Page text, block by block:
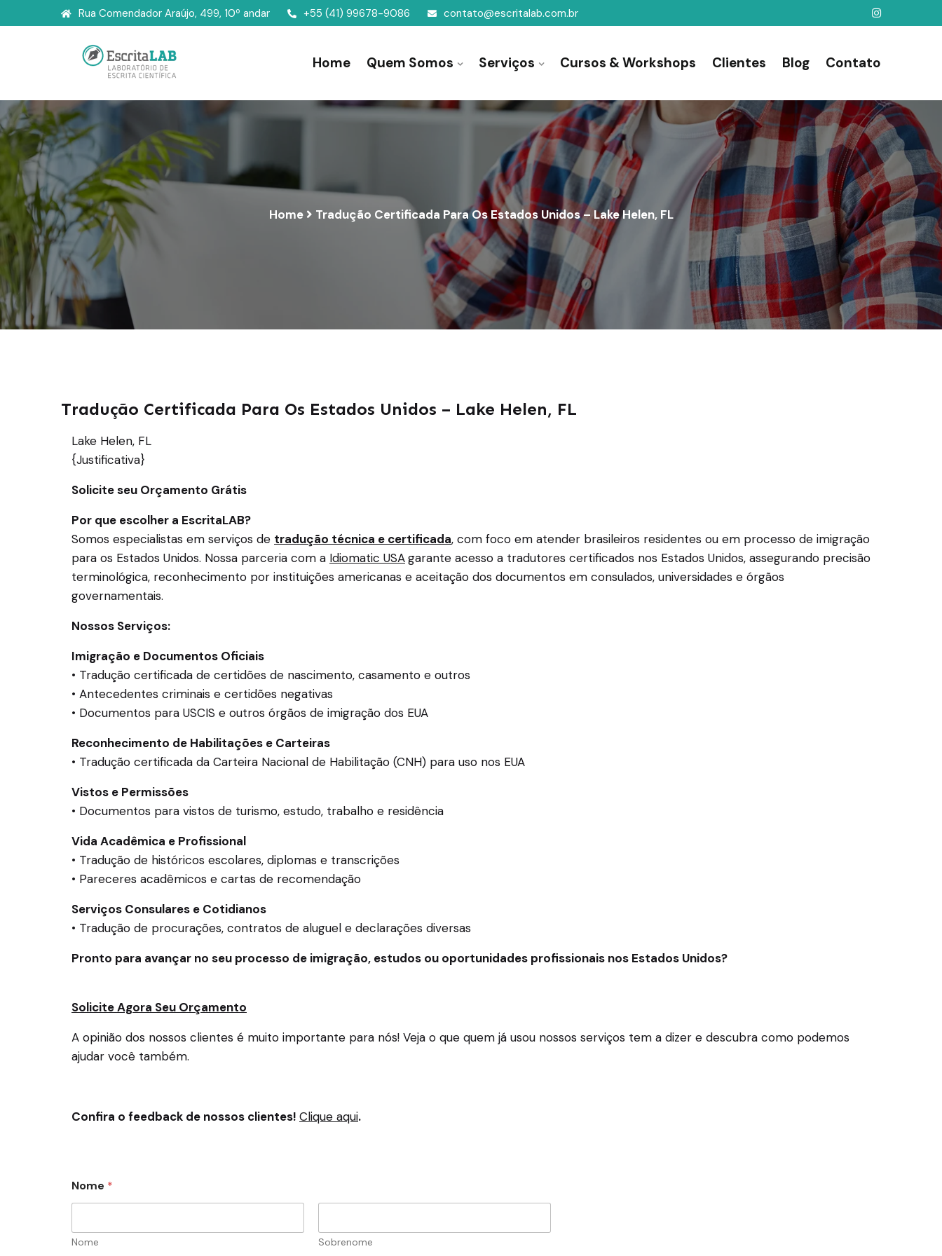
Rua Comendador Araújo, 499, 10º andar +55 (41) 99678-9086 contato@escritalab.com.br
Home Quem Somos Serviços Cursos & Workshops Clientes Blog Contato
Home Tradução Certificada Para Os Estados Unidos – Lake Helen, FL
Tradução Certificada Para Os Estados Unidos – Lake Helen, FL
Lake Helen, FL
{Justificativa}
Solicite seu Orçamento Grátis
Por que escolher a EscritaLAB?
Somos especialistas em serviços de tradução técnica e certificada, com foco em atender brasileiros residentes ou em processo de imigração
para os Estados Unidos. Nossa parceria com a Idiomatic USAgarante acesso a tradutores certificados nos Estados Unidos, assegurando precisão
terminológica, reconhecimento por instituições americanas e aceitação dos documentos em consulados, universidades e órgãos
governamentais.
Nossos Serviços:
Imigração e Documentos Oficiais
• Tradução certificada de certidões de nascimento, casamento e outros
• Antecedentes criminais e certidões negativas
• Documentos para USCIS e outros órgãos de imigração dos EUA
Reconhecimento de Habilitações e Carteiras
• Tradução certificada da Carteira Nacional de Habilitação (CNH) para uso nos EUA
Vistos e Permissões
• Documentos para vistos de turismo, estudo, trabalho e residência
Vida Acadêmica e Profissional
• Tradução de históricos escolares, diplomas e transcrições
• Pareceres acadêmicos e cartas de recomendação
Serviços Consulares e Cotidianos
• Tradução de procurações, contratos de aluguel e declarações diversas
Pronto para avançar no seu processo de imigração, estudos ou oportunidades profissionais nos Estados Unidos?
Solicite Agora Seu Orçamento
A opinião dos nossos clientes é muito importante para nós! Veja o que quem já usou nossos serviços tem a dizer e descubra como podemos
ajudar você também.
Confira o feedback de nossos clientes! Clique aqui.
Nome *
Nome Sobrenome